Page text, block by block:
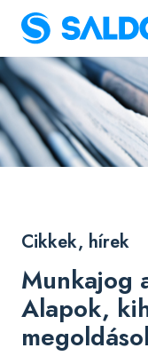
Cikkek, hírek
Munkajog
Alapok,